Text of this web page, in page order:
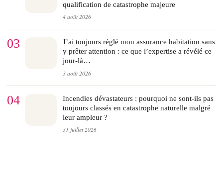
qualification de catastrophe majeure
4 août 2026
03
J’ai toujours réglé mon assurance habitation sans
y prêter attention : ce que l’expertise a révélé ce
jour-là…
3 août 2026
04
Incendies dévastateurs : pourquoi ne sont-ils pas
toujours classés en catastrophe naturelle malgré
leur ampleur ?
31 juillet 2026